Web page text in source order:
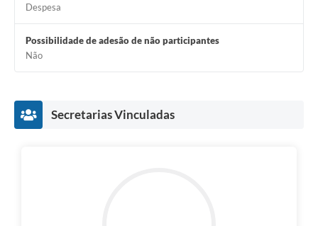
Despesa
Possibilidade de adesão de não participantes
Não
Secretarias Vinculadas